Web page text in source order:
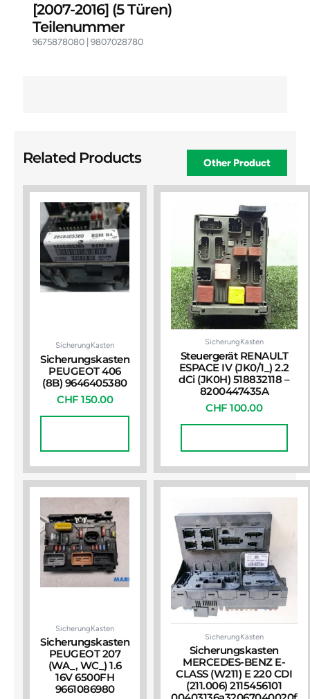
[2007-2016] (5 Türen)
Teilenummer
9675878080 | 9807028780
Related Products Other Product
SicherungKasten
Sicherungskasten
PEUGEOT 406
(8B) 9646405380
CHF 150.00
SicherungKasten
Steuergerät RENAULT
ESPACE IV (JK0/1_) 2.2
dCi (JK0H) 518832118 –
8200447435A
CHF 100.00
SicherungKasten
Sicherungskasten
PEUGEOT 207
(WA_, WC_) 1.6
16V 6500FH
9661086980
SicherungKasten
Sicherungskasten
MERCEDES-BENZ E-
CLASS (W211) E 220 CDI
(211.006) 2115456101